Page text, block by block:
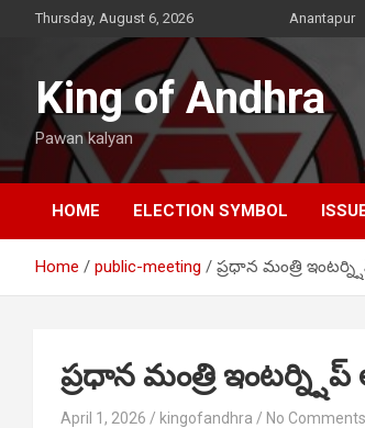
Thursday, August 6, 2026 Anantapur
King of Andhra
Pawan kalyan
HOME ELECTION SYMBOL
Home public-meeting ప్రధాన మంత్రి
ప్రధాన మంత్రి
April 1, 2026 kingofandhra No Comments